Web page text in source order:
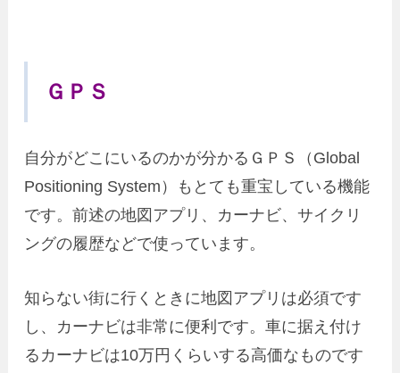
ＧＰＳ
自分がどこにいるのかが分かるＧＰＳ（Global
Positioning System）もとても重宝している機能
です。前述の地図アプリ、カーナビ、サイクリ
ングの履歴などで使っています。
知らない街に行くときに地図アプリは必須です
し、カーナビは非常に便利です。車に据え付け
るカーナビは10万円くらいする高価なものです